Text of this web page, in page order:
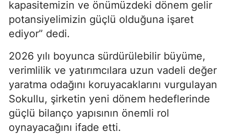
kapasitemizin ve önümüzdeki dönem gelir
potansiyelimizin güçlü olduğuna işaret
ediyor” dedi.
2026 yılı boyunca sürdürülebilir büyüme,
verimlilik ve yatırımcılara uzun vadeli değer
yaratma odağını koruyacaklarını vurgulayan
Sokullu, şirketin yeni dönem hedeflerinde
güçlü bilanço yapısının önemli rol
oynayacağını ifade etti.